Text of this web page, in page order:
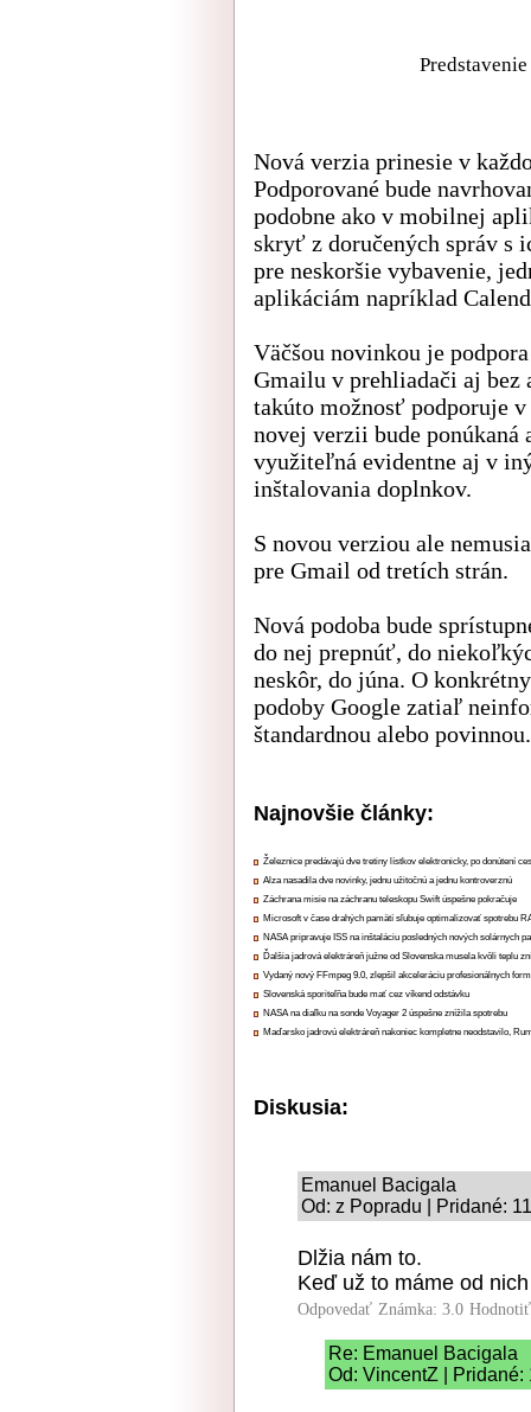
Nová verzia prinesie v
Podporované bude
podobne ako v mobilnej
skryť z doručených správ s
pre neskoršie vybavenie,
aplikáciám napríklad
Väčšou novinkou je
Gmailu v prehliadači aj bez
takúto možnosť podporuje
novej verzii bude
využiteľná evidentne aj v
inštalovania doplnkov.
S novou verziou ale
pre Gmail od tretích strán.
Nová podoba bude
do nej prepnúť, do
neskôr, do júna. O
podoby Google zatiaľ
štandardnou alebo povinnou.
Najnovšie články:
Železnice predávajú dve tretiny lístkov elektronicky, po donútení
Alza nasadila dve novinky, jednu užitočnú a jednu kontroverznú
Záchrana misie na záchranu teleskopu Swift úspešne pokračuje
Microsoft v čase drahých pamätí sľubuje optimalizovať spotrebu
NASA pripravuje ISS na inštaláciu posledných nových solárnych
Ďalšia jadrová elektráreň južne od Slovenska musela kvôli teplu
Vydaný nový FFmpeg 9.0, zlepšil akceleráciu profesionálnych
Slovenská sporiteľňa bude mať cez víkend odstávku
NASA na diaľku na sonde Voyager 2 úspešne znížila spotrebu
Maďarsko jadrovú elektráreň nakoniec kompletne neodstavilo,
Diskusia:
Emanuel Bacigala
Od: z Popradu | Pridané:
Dlžia nám to.
Keď už to máme od
Odpovedať Známka: 3.0
Re: Emanuel Bacigala
Od: VincentZ | Pridané: